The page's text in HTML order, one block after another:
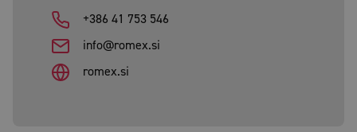
+386 41 753 546
info@romex.si
romex.si